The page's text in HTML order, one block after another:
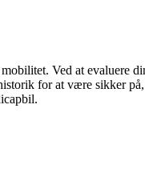
Ved at evaluere
for at være sikker